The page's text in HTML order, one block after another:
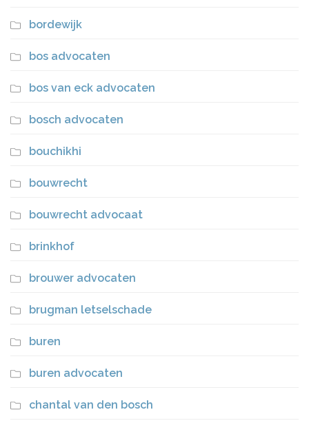
bordewijk
bos advocaten
bos van eck advocaten
bosch advocaten
bouchikhi
bouwrecht
bouwrecht advocaat
brinkhof
brouwer advocaten
brugman letselschade
buren
buren advocaten
chantal van den bosch